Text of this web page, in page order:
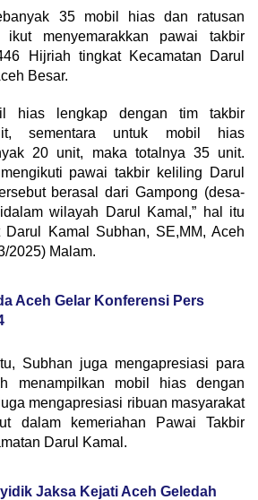
35 mobil hias dan ratusan
menyemarakkan pawai takbir
Hijriah tingkat Kecamatan Darul
Besar.
hias lengkap dengan tim takbir
sementara untuk mobil hias
20 unit, maka totalnya 35 unit.
pawai takbir keliling Darul
berasal dari Gampong (desa-
wilayah Darul Kamal,” hal itu
Darul Kamal Subhan, SE,MM, Aceh
2025) Malam.
Aceh Gelar Konferensi Pers
Subhan juga mengapresiasi para
menampilkan mobil hias dengan
mengapresiasi ribuan masyarakat
dalam kemeriahan Pawai Takbir
Darul Kamal.
Jaksa Kejati Aceh Geledah